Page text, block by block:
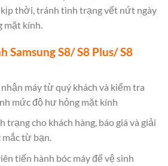
thời, tránh tình trạng vết nứt ngày
mặt kính.
Samsung S8/ S8 Plus/ S8
máy từ quý khách và kiểm tra
mức độ hư hỏng mặt kính
trạng cho khách hàng, báo giá và giải
từ bạn.
tiến hành bóc máy để vệ sinh